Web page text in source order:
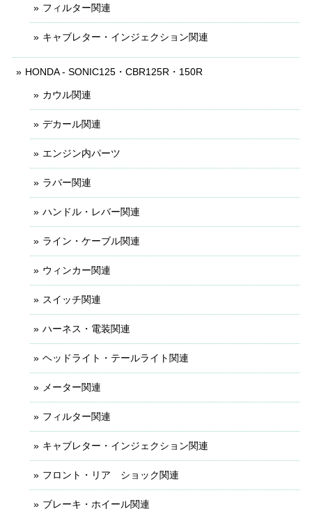
フィルター関連
キャブレター・インジェクション関連
HONDA - SONIC125・CBR125R・150R
カウル関連
デカール関連
エンジン内パーツ
ラバー関連
ハンドル・レバー関連
ライン・ケーブル関連
ウィンカー関連
スイッチ関連
ハーネス・電装関連
ヘッドライト・テールライト関連
メーター関連
フィルター関連
キャブレター・インジェクション関連
フロント・リア ショック関連
ブレーキ・ホイール関連